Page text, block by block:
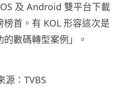
及 Android 雙平台下載
首。有 KOL 形容這次是
的數碼轉型案例」。
：TVBS